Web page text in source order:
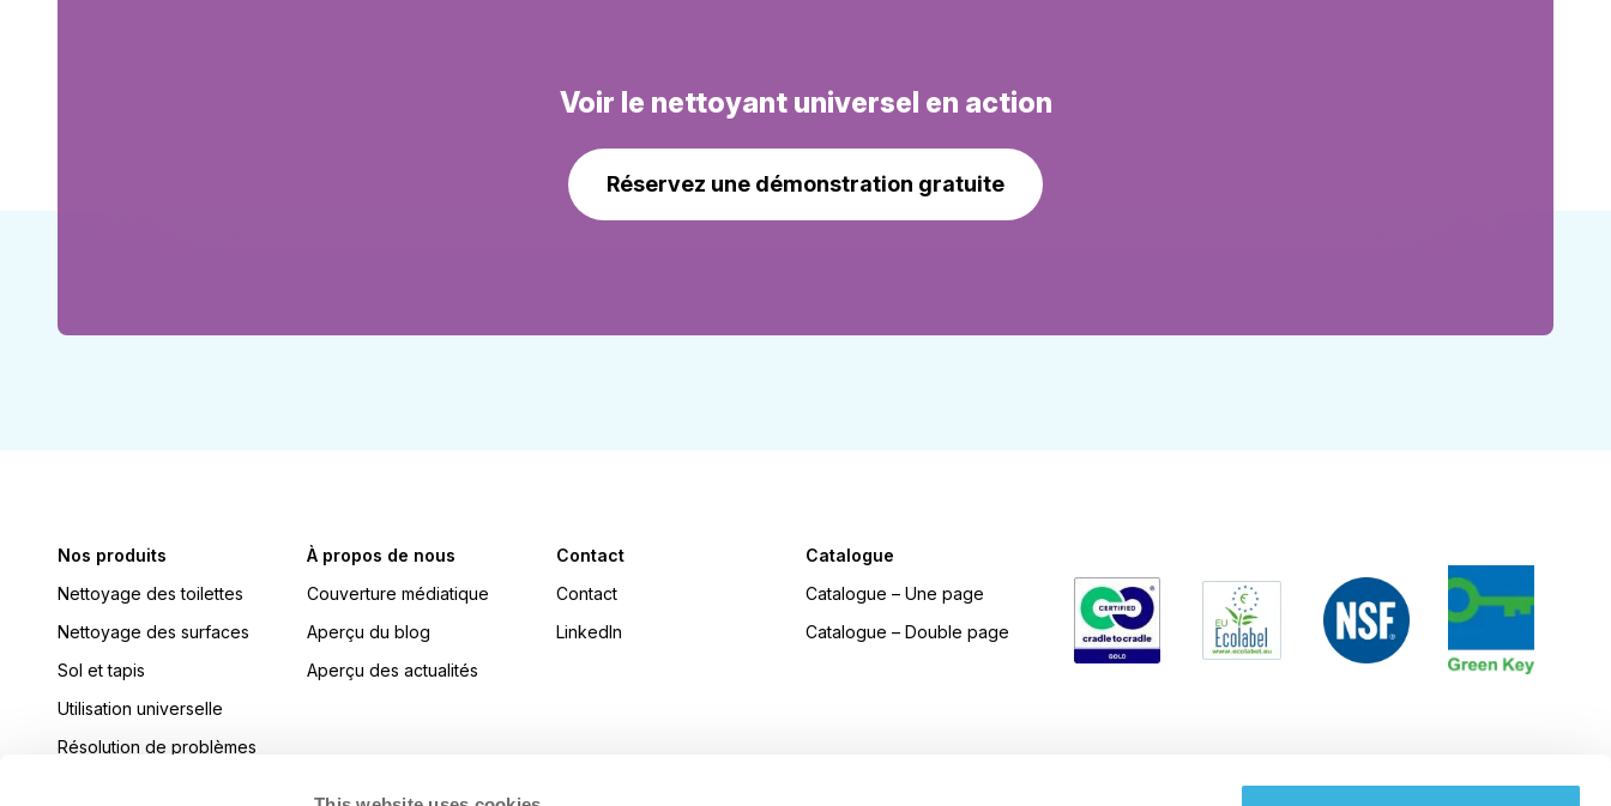
Voir le nettoyant universel en action
Réservez une démonstration gratuite
Nos produits
Nettoyage des toilettes
Nettoyage des surfaces
Sol et tapis
Utilisation universelle
Résolution de problèmes
À propos de nous
Couverture médiatique
Aperçu du blog
Aperçu des actualités
Contact
Contact
LinkedIn
Catalogue
Catalogue – Une page
Catalogue – Double page